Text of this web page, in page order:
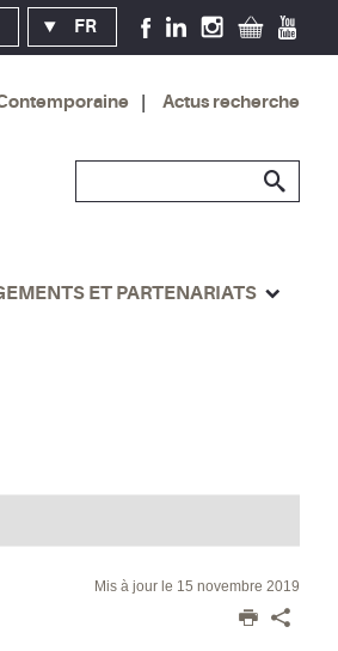
FR
Actus recherche
ET PARTENARIATS
Mis à jour le 15 novembre 2019